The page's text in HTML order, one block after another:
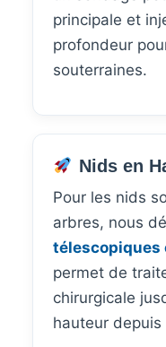
principale et
profondeur
souterraines.
Nids en
Pour les nids
arbres, nous
télescopiques
permet de
chirurgicale
hauteur